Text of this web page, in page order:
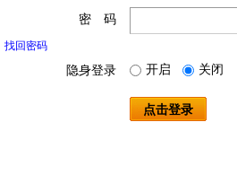
密 码
找回密码
隐身登录 开启 关闭
点击登录